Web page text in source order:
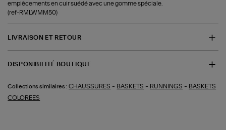
empiècements en cuir suédé avec une gomme spéciale.
(ref-RMLWMM50)
LIVRAISON ET RETOUR
DISPONIBILITÉ BOUTIQUE
Collections similaires : CHAUSSURES - BASKETS - RUNNINGS - BASKETS
COLOREES